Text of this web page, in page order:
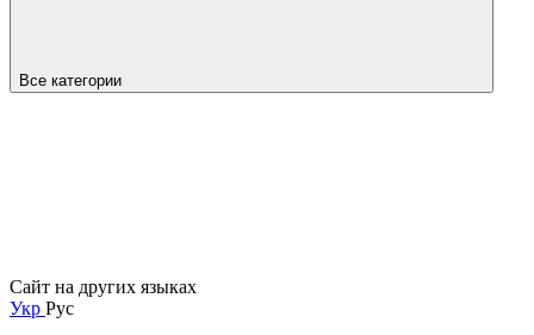
Все категории
Сайт на других языках
Укр Рус